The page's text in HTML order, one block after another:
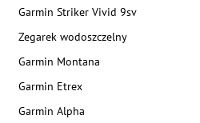
Garmin Striker Vivid 9sv
Zegarek wodoszczelny
Garmin Montana
Garmin Etrex
Garmin Alpha